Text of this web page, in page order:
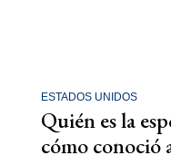
ESTADOS UNIDOS
Quién es la
cómo conoció